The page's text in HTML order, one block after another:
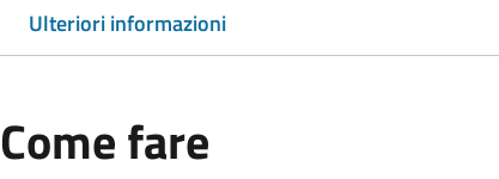
Ulteriori informazioni
Come fare